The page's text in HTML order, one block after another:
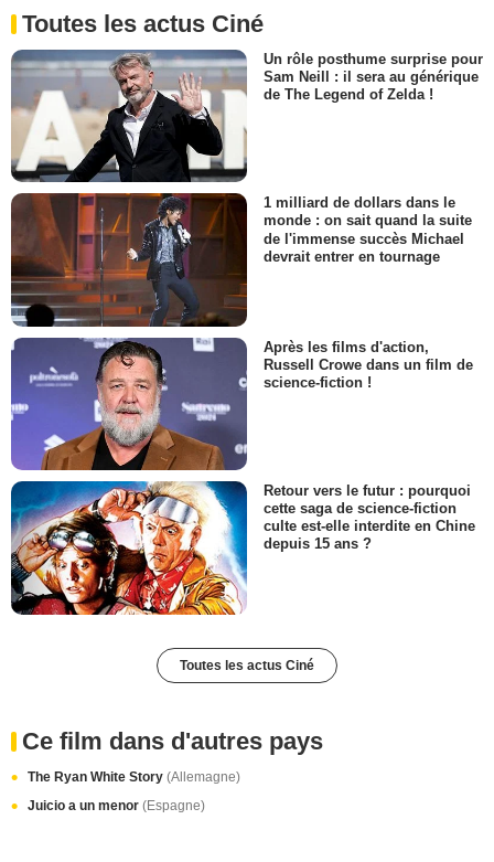
Toutes les actus Ciné
Un rôle posthume surprise pour
Sam Neill : il sera au générique
de The Legend of Zelda !
1 milliard de dollars dans le
monde : on sait quand la suite
de l'immense succès Michael
devrait entrer en tournage
Après les films d'action,
Russell Crowe dans un film de
science-fiction !
Retour vers le futur : pourquoi
cette saga de science-fiction
culte est-elle interdite en Chine
depuis 15 ans ?
Toutes les actus Ciné
Ce film dans d'autres pays
The Ryan White Story (Allemagne)
Juicio a un menor (Espagne)